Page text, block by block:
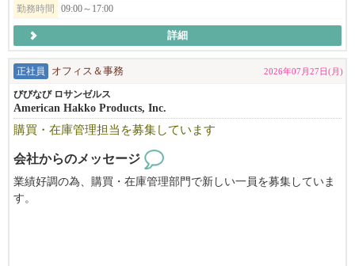
勤務時間
09:00～17:00
詳細
正社員 オフィス＆事務 2026年07月27日(月)
びびなび ロサンゼルス
American Hakko Products, Inc.
購買・在庫管理担当を募集しています
会社からのメッセージ
業績好調の為、購買・在庫管理部門で新しい一員を募集していま
す。